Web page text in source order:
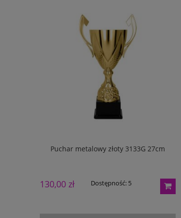
Puchar metalowy złoty 3133G 27cm
130,00 zł Dostępność: 5